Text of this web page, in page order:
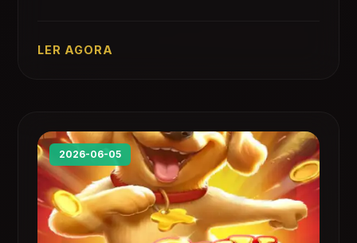
LER AGORA
2026-06-05